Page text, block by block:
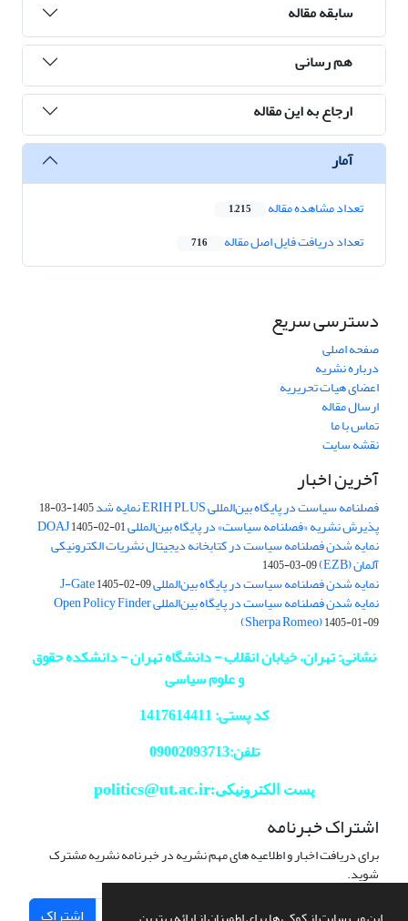
سابقه مقاله
هم رسانی
ارجاع به این مقاله
آمار
تعداد مشاهده مقاله 1,215
تعداد دریافت فایل اصل مقاله 716
دسترسی سریع
صفحه اصلی
درباره نشریه
اعضای هیات تحریریه
ارسال مقاله
تماس با ما
نقشه سایت
آخرین اخبار
فصلنامه سیاست در پایگاه بین‌المللی ERIH PLUS نمایه شد 1405-03-18
پذیرش نشریه «فصلنامه سیاست» در پایگاه بین‌المللی DOAJ1405-02-01
نمایه شدن فصلنامه سیاست در کتابخانه دیجیتال نشریات الکترونیکی
آلمان (EZB) 1405-03-09
نمایه شدن فصلنامه سیاست در پایگاه بین‌المللی J-Gate1405-02-09
نمایه شدن فصلنامه سیاست در پایگاه بین‌المللی Open Policy Finder
(Sherpa Romeo)1405-01-09
نشانی: تهران، خیابان انقلاب - دانشگاه تهران - دانشکده حقوق
و علوم سیاسی
کد پستی: 1417614411
تلفن:09002093713
پست الکترونیکی:politics@ut.ac.ir
اشتراک خبرنامه
برای دریافت اخبار و اطلاعیه های مهم نشریه در خبرنامه نشریه مشترک
شوید.